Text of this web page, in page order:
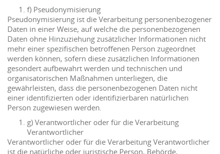
f) Pseudonymisierung
Pseudonymisierung ist die Verarbeitung personenbezogener
Daten in einer Weise, auf welche die personenbezogenen
Daten ohne Hinzuziehung zusätzlicher Informationen nicht
mehr einer spezifischen betroffenen Person zugeordnet
werden können, sofern diese zusätzlichen Informationen
gesondert aufbewahrt werden und technischen und
organisatorischen Maßnahmen unterliegen, die
gewährleisten, dass die personenbezogenen Daten nicht
einer identifizierten oder identifizierbaren natürlichen
Person zugewiesen werden.
g) Verantwortlicher oder für die Verarbeitung
Verantwortlicher
Verantwortlicher oder für die Verarbeitung Verantwortlicher
ist die natürliche oder juristische Person, Behörde,